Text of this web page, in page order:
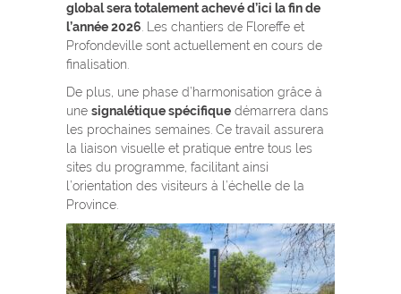
global sera totalement achevé d’ici la fin de
l’année 2026 . Les chantiers de Floreffe et
Profondeville sont actuellement en cours de
finalisation.
De plus, une phase d’harmonisation grâce à
une signalétique spécifique démarrera dans
les prochaines semaines. Ce travail assurera
la liaison visuelle et pratique entre tous les
sites du programme, facilitant ainsi
l’orientation des visiteurs à l’échelle de la
Province.